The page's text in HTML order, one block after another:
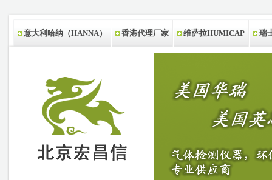
意大利哈纳（HANNA） 香港代理厂家 维萨拉HUMICAP 瑞